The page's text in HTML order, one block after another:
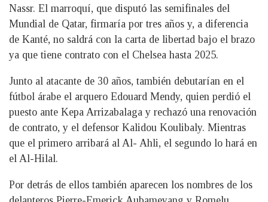
Nassr. El marroquí, que disputó las semifinales del
Mundial de Qatar, firmaría por tres años y, a diferencia
de Kanté, no saldrá con la carta de libertad bajo el brazo
ya que tiene contrato con el Chelsea hasta 2025.
Junto al atacante de 30 años, también debutarían en el
fútbol árabe el arquero Edouard Mendy, quien perdió el
puesto ante Kepa Arrizabalaga y rechazó una renovación
de contrato, y el defensor Kalidou Koulibaly. Mientras
que el primero arribará al Al- Ahli, el segundo lo hará en
el Al-Hilal.
Por detrás de ellos también aparecen los nombres de los